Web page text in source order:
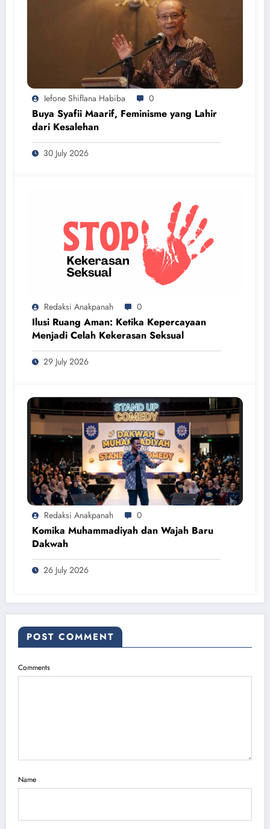
Iefone Shiflana Habiba 0
Buya Syafii Maarif, Feminisme yang Lahir
dari Kesalehan
30 July 2026
Redaksi Anakpanah 0
Ilusi Ruang Aman: Ketika Kepercayaan
Menjadi Celah Kekerasan Seksual
29 July 2026
Redaksi Anakpanah 0
Komika Muhammadiyah dan Wajah Baru
Dakwah
26 July 2026
POST COMMENT
Comments
Name